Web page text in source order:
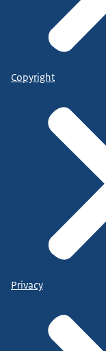
Copyright
Privacy